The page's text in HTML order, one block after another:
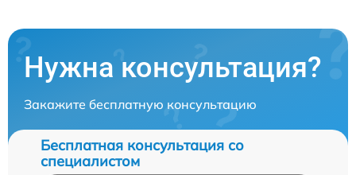
Нужна консультация?
Закажите бесплатную консультацию
Бесплатная консультация со
специалистом